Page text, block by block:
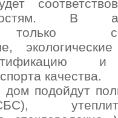
В
только
качества.
дом подойдут